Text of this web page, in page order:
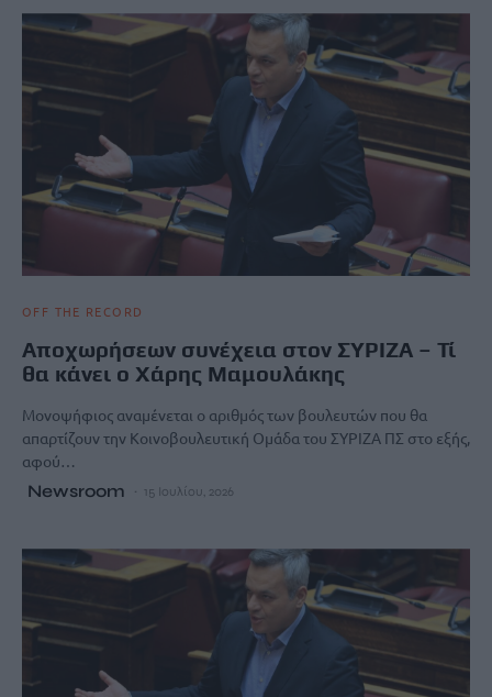
OFF THE RECORD
Αποχωρήσεων συνέχεια στον ΣΥΡΙΖΑ – Τί
θα κάνει ο Χάρης Μαμουλάκης
Μονοψήφιος αναμένεται ο αριθμός των βουλευτών που θα
απαρτίζουν την Κοινοβουλευτική Ομάδα του ΣΥΡΙΖΑ ΠΣ στο εξής,
αφού…
Newsroom 15 Ιουλίου, 2026